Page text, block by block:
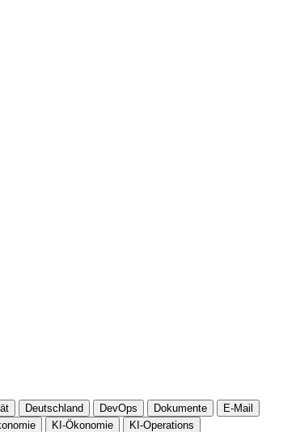
Deutschland DevOps Dokumente
E-Mail
KI-Ökonomie
KI-Operations